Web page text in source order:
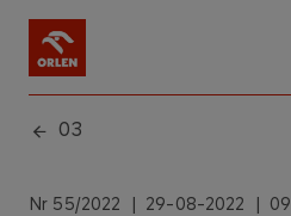
03
Nr 55/2022 | 29-08-2022 |